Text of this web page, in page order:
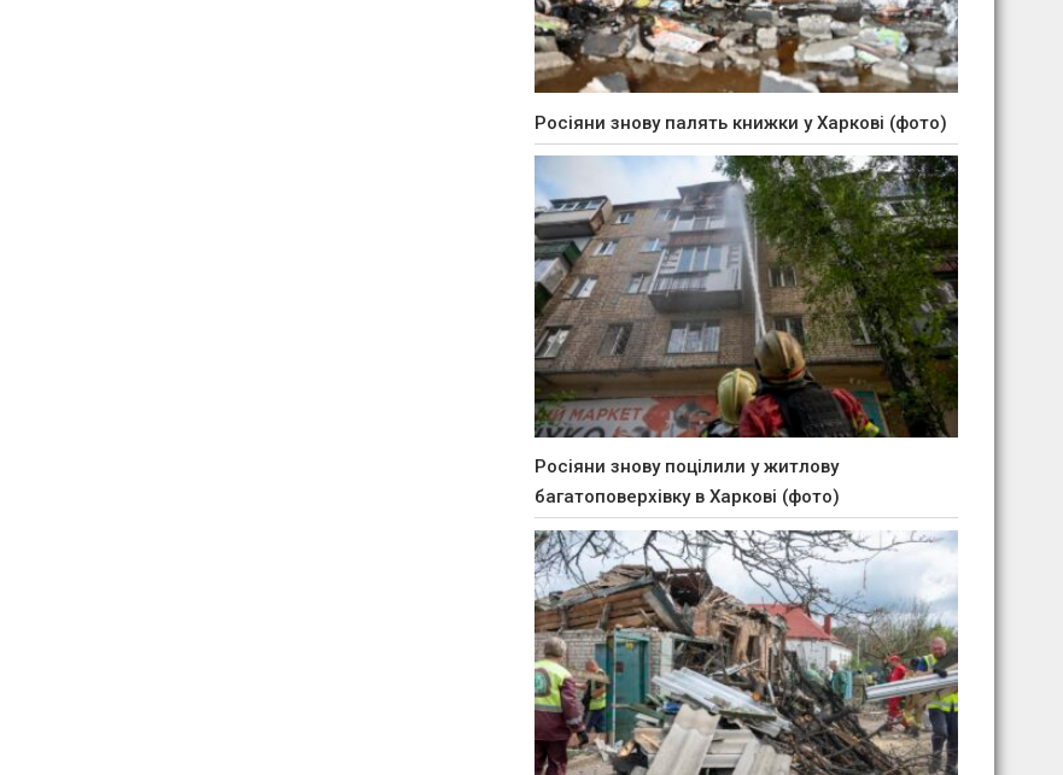
Росіяни знову палять книжки у Харкові (фото)
Росіяни знову поцілили у житлову
багатоповерхівку в Харкові (фото)